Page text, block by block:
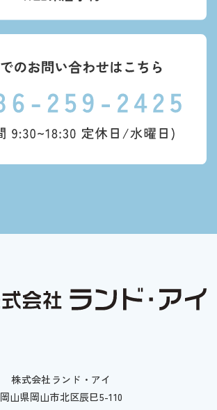
株式会社ランド・アイ
岡山県岡山市北区辰巳5-110